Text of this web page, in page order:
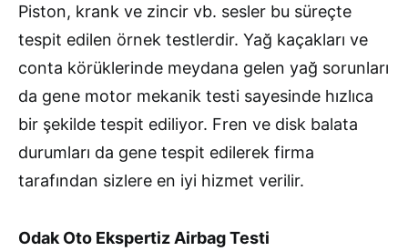
Piston, krank ve zincir vb. sesler bu süreçte
tespit edilen örnek testlerdir. Yağ kaçakları ve
conta körüklerinde meydana gelen yağ sorunları
da gene motor mekanik testi sayesinde hızlıca
bir şekilde tespit ediliyor. Fren ve disk balata
durumları da gene tespit edilerek firma
tarafından sizlere en iyi hizmet verilir.
Odak Oto Ekspertiz Airbag Testi